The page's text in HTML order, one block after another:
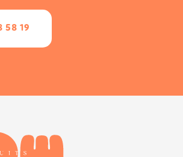
58 19